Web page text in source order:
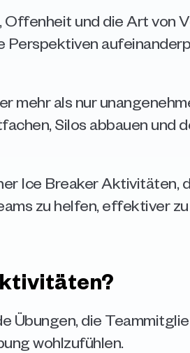
und die Art von
mehr als nur
Silos abbauen und
Ice Breaker Aktivitäten,
zu helfen, effektiver
Übungen, die
wohlzufühlen.